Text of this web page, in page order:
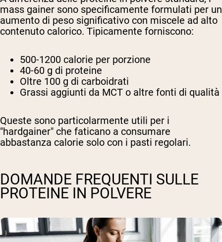
mass gainer sono specificamente formulati per un
aumento di peso significativo con miscele ad alto
contenuto calorico. Tipicamente forniscono:
500-1200 calorie per porzione
40-60 g di proteine
Oltre 100 g di carboidrati
Grassi aggiunti da MCT o altre fonti di qualità
Queste sono particolarmente utili per i
"hardgainer" che faticano a consumare
abbastanza calorie solo con i pasti regolari.
DOMANDE FREQUENTI SULLE
PROTEINE IN POLVERE